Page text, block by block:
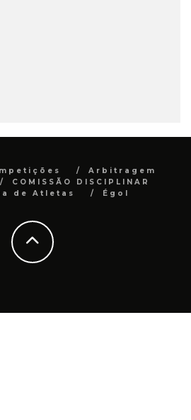
Arbitragem
COMISSÃO DISCIPLINAR
de Atletas
Égol